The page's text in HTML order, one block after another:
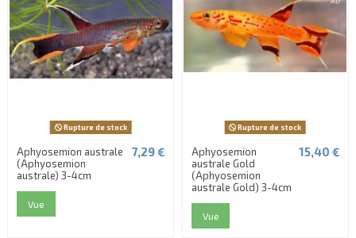
Rupture de stock
Aphyosemion australe
(Aphyosemion
australe) 3-4cm
7,29 €
Vue
Rupture de stock
Aphyosemion
australe Gold
(Aphyosemion
australe Gold) 3-4cm
15,40 €
Vue